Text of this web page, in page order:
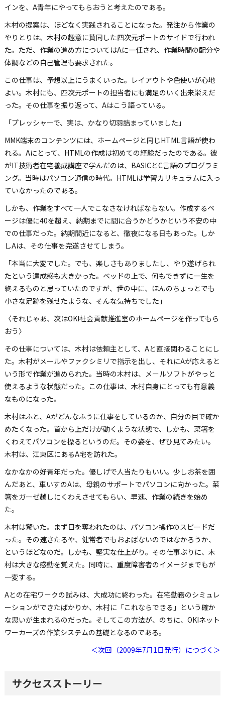
インを、A青年にやってもらおうと考えたのである。
木村の提案は、ほどなく実践されることになった。発注から作業の
やりとりは、木村の趣意に賛同した四次元ポートのサイドで行われ
た。ただ、作業の進め方についてはAに一任され、作業時間の配分や
体調などの自己管理も要求された。
この仕事は、予想以上にうまくいった。レイアウトや色使いが心地
よい。木村にも、四次元ポートの担当者にも満足のいく出来栄えだ
った。その仕事を振り返って、Aはこう語っている。
「プレッシャーで、実は、かなり切羽詰まっていました」
MMK端末のコンテンツには、ホームページと同じHTML言語が使わ
れる。Aにとって、HTMLの作成は初めての経験だったのである。彼
がIT技術者在宅養成講座で学んだのは、BASICとC言語のプログラミ
ング。当時はパソコン通信の時代。HTMLは学習カリキュラムに入っ
ていなかったのである。
しかも、作業をすべて一人でこなさなければならない。作成するペ
ージは優に40を超え、納期までに間に合うかどうかという不安の中
での仕事だった。納期間近になると、徹夜になる日もあった。しか
しAは、その仕事を完遂させてしまう。
「本当に大変でした。でも、楽しさもありましたし、やり遂げられ
たという達成感も大きかった。ベッドの上で、何もできずに一生を
終えるものと思っていたのですが、世の中に、ほんのちょっとでも
小さな足跡を残せたような、そんな気持ちでした」
〈それじゃあ、次はOKI社会貢献推進室のホームページを作ってもら
おう〉
その仕事については、木村は依頼主として、Aと直接関わることにし
た。木村がメールやファクシミリで指示を出し、それにAが応えると
いう形で作業が進められた。当時の木村は、メールソフトがやっと
使えるような状態だった。この仕事は、木村自身にとっても有意義
なものになった。
木村はふと、Aがどんなふうに仕事をしているのか、自分の目で確か
めたくなった。首から上だけが動くような状態で、しかも、菜箸を
くわえてパソコンを操るというのだ。その姿を、ぜひ見てみたい。
木村は、江東区にあるA宅を訪れた。
なかなかの好青年だった。優しげで人当たりもいい。少しお茶を囲
んだあと、車いすのAは、母親のサポートでパソコンに向かった。菜
箸をガーゼ越しにくわえさせてもらい、早速、作業の続きを始め
た。
木村は驚いた。まず目を奪われたのは、パソコン操作のスピードだ
った。その速さたるや、健常者でもおよばないのではなかろうか、
というほどなのだ。しかも、堅実な仕上がり。その仕事ぶりに、木
村は大きな感動を覚えた。同時に、重度障害者のイメージまでもが
一変する。
Aとの在宅ワークの試みは、大成功に終わった。在宅勤務のシミュレ
ーションができたばかりか、木村に「これならできる」という確か
な思いが生まれるのだった。そしてこの方法が、のちに、OKIネット
ワーカーズの作業システムの基礎となるのである。
＜次回（2009年7月1日発行）につづく＞
サクセスストーリー